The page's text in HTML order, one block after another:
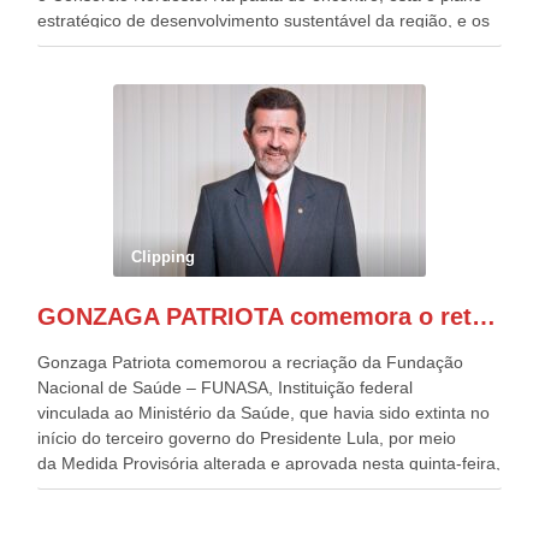
estratégico de desenvolvimento sustentável da região, e os
desafios para a elaboração de políticas públicas, que
evento contou com a presença do Vice-presidente Geraldo
Alckmin, que também ocupa o Ministério do
Desenvolvimento, Indústria, Comércio e Serviços, o ex
governador de Pernambuco, agora Presidente do Banco do
Nordeste, Paulo Câmara, o ex Deputado Federal, e
atualmente Superintendente da SUDENE, Danilo Cabral, da
Governadora de Pernambuco, Raquel Lyra, os ministros da
Casa Civil, Rui Costa, e da Integração e do Desenvolvimento
de todo Nordeste que também ajudam a fomentar o
Clipping
GONZAGA PATRIOTA comemora o retorno da FUNASA
Gonzaga Patriota comemorou a recriação da Fundação
Nacional de Saúde – FUNASA, Instituição federal
vinculada ao Ministério da Saúde, que havia sido extinta no
início do terceiro governo do Presidente Lula, por meio
da Medida Provisória alterada e aprovada nesta quinta-feira,
pelo Congresso Nacional. Gonzaga Patriota disse hoje em